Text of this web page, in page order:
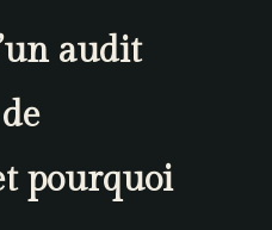
audit
pourquoi